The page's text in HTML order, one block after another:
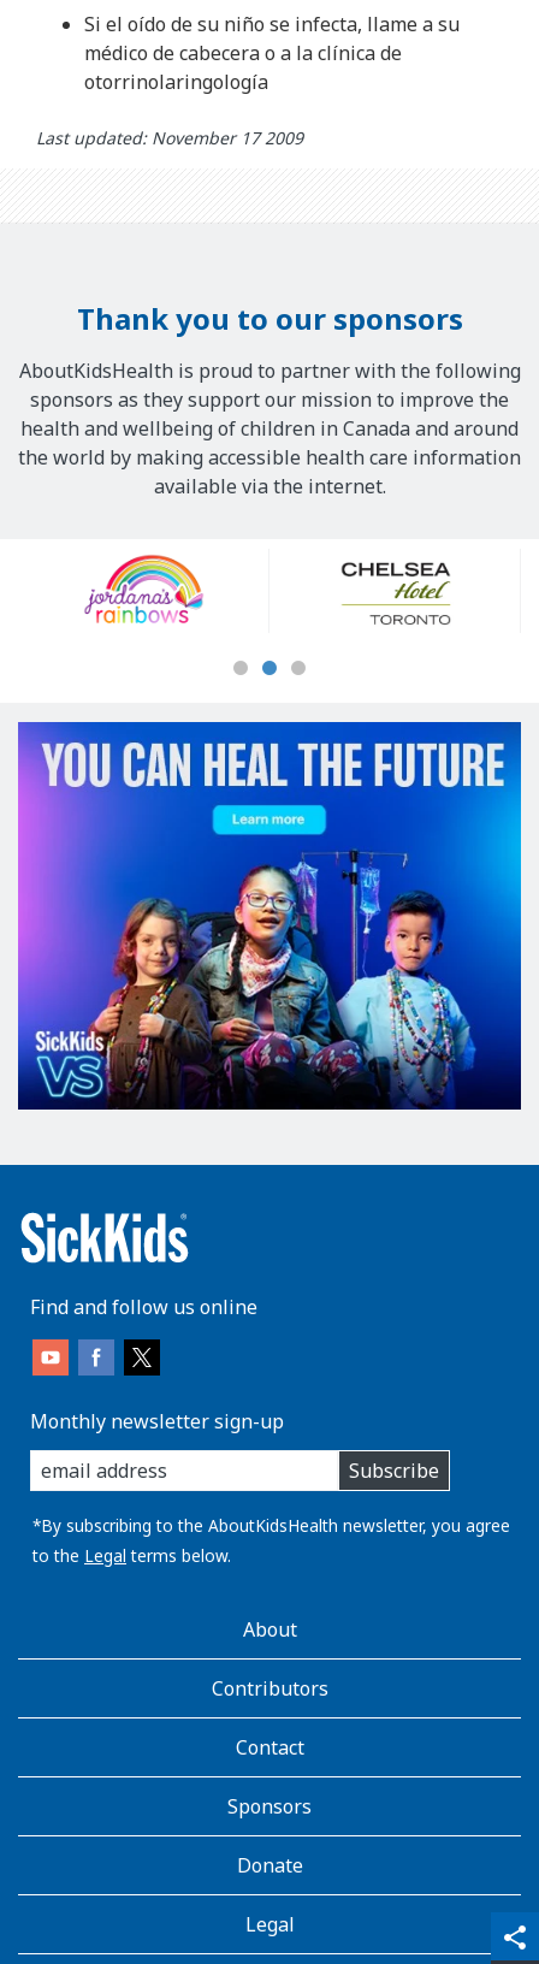
share
qr_code_scanner
content_copy
Si el oído de su niño se infecta, llame a su
médico de cabecera o a la clínica de
otorrinolaringología
Last updated: November 17 2009
Thank you to our sponsors
AboutKidsHealth is proud to partner with the following
sponsors as they support our mission to improve the
health and wellbeing of children in Canada and around
the world by making accessible health care information
available via the internet.
Sponsors
Find and follow us online
Monthly newsletter sign-up
enter
you
email
address:
Subscribe
*By subscribing to the AboutKidsHealth newsletter, you agree
to the Legal terms below.
AboutKidsHealthAbout
Contributors
Contact
Sponsors
Donate
Legal